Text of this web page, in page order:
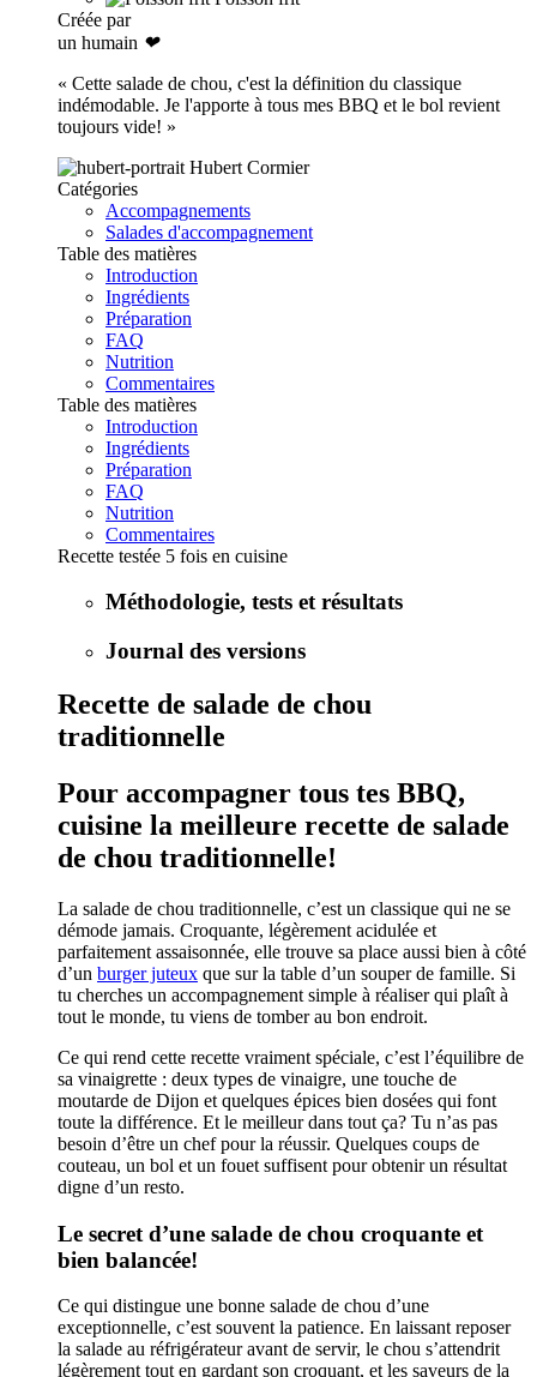
Créée par
un humain ❤
« Cette salade de chou, c'est la définition du classique
indémodable. Je l'apporte à tous mes BBQ et le bol revient
toujours vide! »
Hubert Cormier
Catégories
Accompagnements
Salades d'accompagnement
Table des matières
Introduction
Ingrédients
Préparation
FAQ
Nutrition
Commentaires
Table des matières
Introduction
Ingrédients
Préparation
FAQ
Nutrition
Commentaires
Recette testée 5 fois en cuisine
Méthodologie, tests et résultats
Journal des versions
Recette de salade de chou
traditionnelle
Pour accompagner tous tes BBQ,
cuisine la meilleure recette de salade
de chou traditionnelle!
La salade de chou traditionnelle, c’est un classique qui ne se
démode jamais. Croquante, légèrement acidulée et
parfaitement assaisonnée, elle trouve sa place aussi bien à côté
d’un burger juteux que sur la table d’un souper de famille. Si
tu cherches un accompagnement simple à réaliser qui plaît à
tout le monde, tu viens de tomber au bon endroit.
Ce qui rend cette recette vraiment spéciale, c’est l’équilibre de
sa vinaigrette : deux types de vinaigre, une touche de
moutarde de Dijon et quelques épices bien dosées qui font
toute la différence. Et le meilleur dans tout ça? Tu n’as pas
besoin d’être un chef pour la réussir. Quelques coups de
couteau, un bol et un fouet suffisent pour obtenir un résultat
digne d’un resto.
Le secret d’une salade de chou croquante et
bien balancée!
Ce qui distingue une bonne salade de chou d’une
exceptionnelle, c’est souvent la patience. En laissant reposer
la salade au réfrigérateur avant de servir, le chou s’attendrit
légèrement tout en gardant son croquant, et les saveurs de la